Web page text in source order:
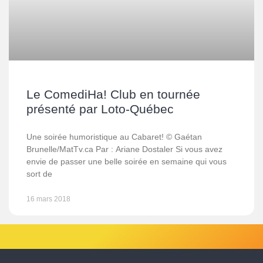
Le ComediHa! Club en tournée
présenté par Loto-Québec
Une soirée humoristique au Cabaret! © Gaétan
Brunelle/MatTv.ca Par : Ariane Dostaler Si vous avez
envie de passer une belle soirée en semaine qui vous
sort de
16 mars 2018